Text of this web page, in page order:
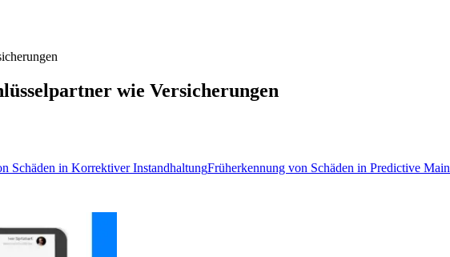
wie Versicherungen
Schäden in Korrektiver InstandhaltungFrüherkennung von Schäden in Predictive